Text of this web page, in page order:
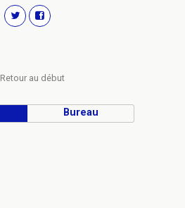
Retour au début
Bureau